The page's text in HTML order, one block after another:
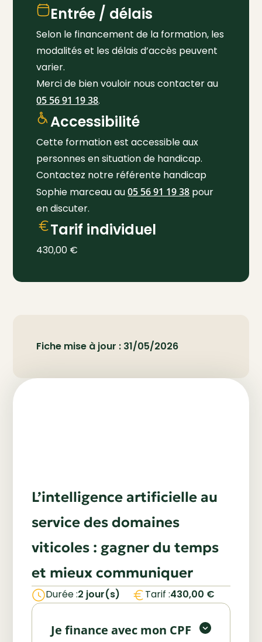
Entrée / délais
Selon le financement de la formation, les
modalités et les délais d’accès peuvent
varier.
Merci de bien vouloir nous contacter au
05 56 91 19 38.
Accessibilité
Cette formation est accessible aux
personnes en situation de handicap.
Contactez notre référente handicap
Sophie marceau au05 56 91 19 38 pour
en discuter.
Tarif individuel
430,00 €
Fiche mise à jour : 31/05/2026
L’intelligence artificielle au
service des domaines
viticoles : gagner du temps
et mieux communiquer
Durée :2 jour(s) Tarif :430,00 €
Je finance avec mon CPF
Utilisez votre Compte Personnel
de Formation (CPF) pour financer
tout ou partie de votre formation.
Vous êtes salarié ou employeur ?
Bénéficiez d’un financement via